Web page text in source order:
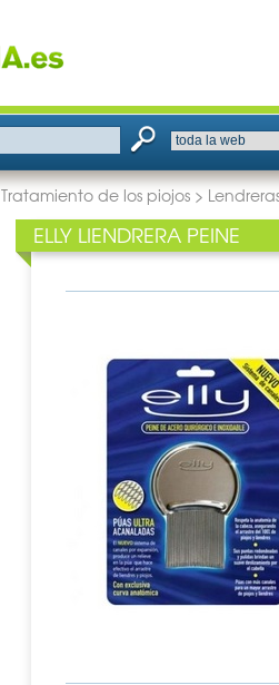
Tratamiento de los piojos >
ELLY LIENDRERA PEINE